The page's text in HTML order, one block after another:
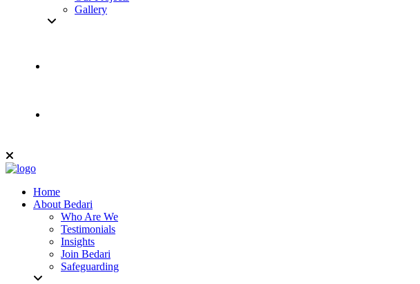
Gallery
Home
About Bedari
Who Are We
Testimonials
Insights
Join Bedari
Safeguarding